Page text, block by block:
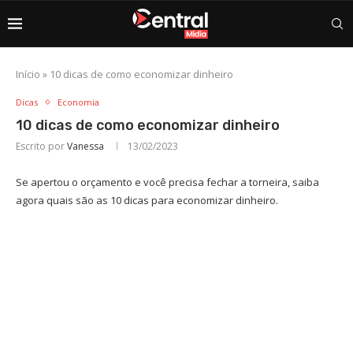
Início » 10 dicas de como economizar dinheiro
Dicas Economia
10 dicas de como economizar dinheiro
Escrito porVanessa 13/02/2023
Se apertou o orçamento e você precisa fechar a torneira, saiba
agora quais são as 10 dicas para economizar dinheiro.